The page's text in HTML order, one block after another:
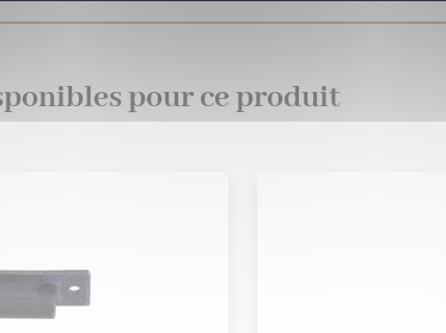
pour ce produit